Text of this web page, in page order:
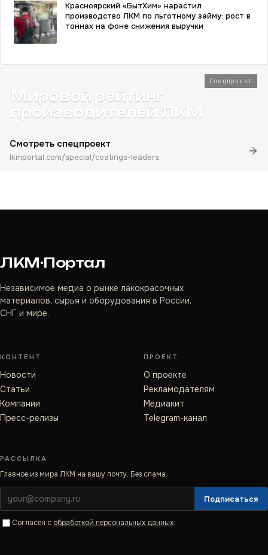
Красноярский «БытХим» нарастил
производство ЛКМ по льготному займу: рост в
тоннах на фоне снижения выручки
Спецпроект
Мировой рейтинг
производителей ЛКМ
Смотреть спецпроект
lkmportal.com/special/coatings-leaders
ЛКМ·Портал
Независимое медиа о рынке лакокрасочных
материалов, сырья и оборудования в России,
СНГ и мире.
КОНТЕНТ
Новости
Статьи
Компании
Пресс-релизы
ПРОЕКТ
О проекте
Рекламодателям
Медиакит
Telegram-канал
РАССЫЛКА
Главное из мира ЛКМ на вашу почту. Без спама.
Подписаться
Согласен с обработкой персональных данных.